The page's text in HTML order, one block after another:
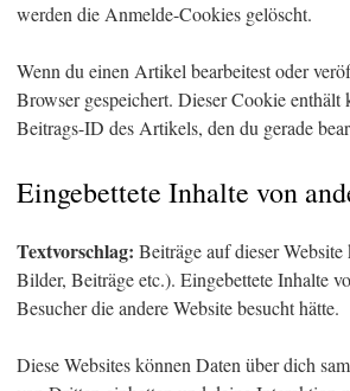
werden die Anmelde-Cookies gelöscht.
Wenn du einen Artikel bearbeitest oder
Browser gespeichert. Dieser Cookie
Beitrags-ID des Artikels, den du gerade
Eingebettete Inhalte von
Textvorschlag: Beiträge auf dieser
Bilder, Beiträge etc.). Eingebettete Inhalte
Besucher die andere Website besucht hätte.
Diese Websites können Daten über dich